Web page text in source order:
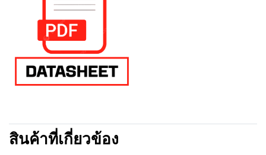
สินค้าที่เกี่ยวข้อง